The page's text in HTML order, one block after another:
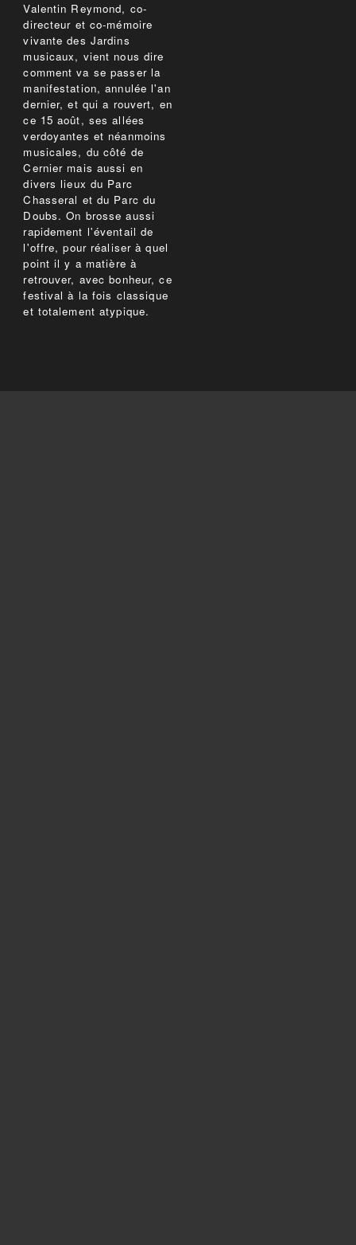
Valentin Reymond, co-
directeur et co-mémoire
vivante des Jardins
musicaux, vient nous dire
comment va se passer la
manifestation, annulée l'an
dernier, et qui a rouvert, en
ce 15 août, ses allées
verdoyantes et néanmoins
musicales, du côté de
Cernier mais aussi en
divers lieux du Parc
Chasseral et du Parc du
Doubs. On brosse aussi
rapidement l'éventail de
l'offre, pour réaliser à quel
point il y a matière à
retrouver, avec bonheur, ce
festival à la fois classique
et totalement atypique.